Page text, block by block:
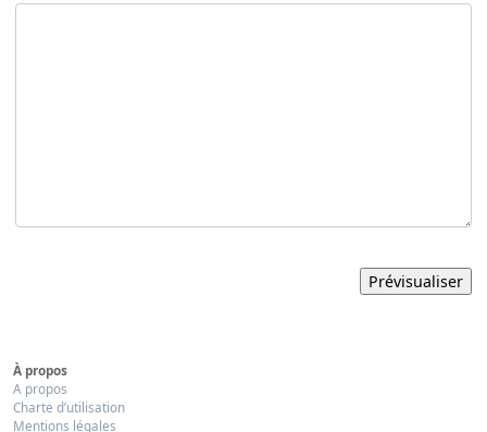
À propos
A propos
Charte d’utilisation
Mentions légales